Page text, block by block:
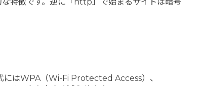
にはWPA（Wi-Fi Protected Access）、